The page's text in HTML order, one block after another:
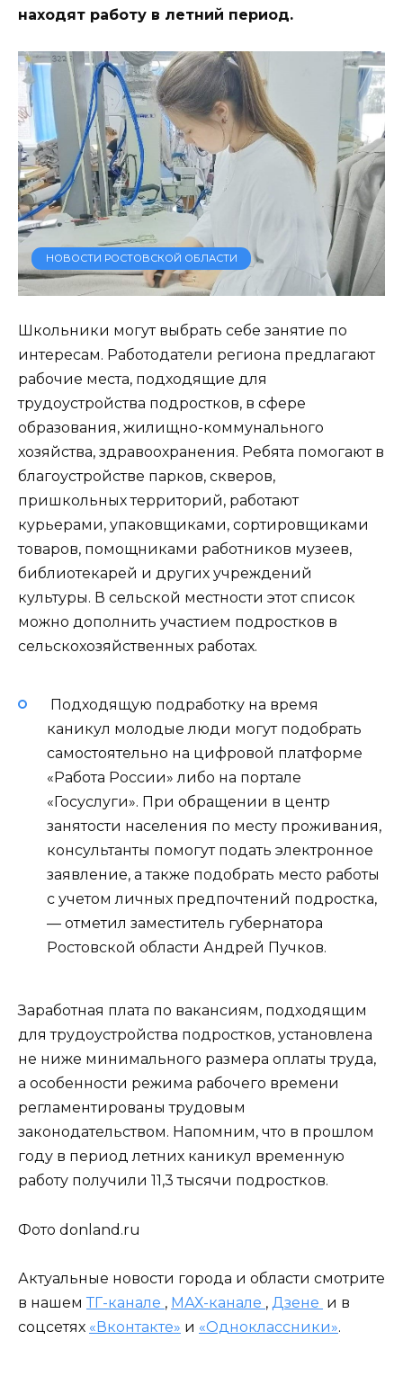
находят работу в летний период.
НОВОСТИ РОСТОВСКОЙ ОБЛАСТИ
Школьники могут выбрать себе занятие по
интересам. Работодатели региона предлагают
рабочие места, подходящие для
трудоустройства подростков, в сфере
образования, жилищно-коммунального
хозяйства, здравоохранения. Ребята помогают в
благоустройстве парков, скверов,
пришкольных территорий, работают
курьерами, упаковщиками, сортировщиками
товаров, помощниками работников музеев,
библиотекарей и других учреждений
культуры. В сельской местности этот список
можно дополнить участием подростков в
сельскохозяйственных работах.
Подходящую подработку на время
каникул молодые люди могут подобрать
самостоятельно на цифровой платформе
«Работа России» либо на портале
«Госуслуги». При обращении в центр
занятости населения по месту проживания,
консультанты помогут подать электронное
заявление, а также подобрать место работы
с учетом личных предпочтений подростка,
— отметил заместитель губернатора
Ростовской области Андрей Пучков.
Заработная плата по вакансиям, подходящим
для трудоустройства подростков, установлена
не ниже минимального размера оплаты труда,
а особенности режима рабочего времени
регламентированы трудовым
законодательством. Напомним, что в прошлом
году в период летних каникул временную
работу получили 11,3 тысячи подростков.
Фото donland.ru
Актуальные новости города и области смотрите
в нашем ТГ-канале , МАХ-канале , Дзене и в
соцсетях «Вконтакте» и «Одноклассники».